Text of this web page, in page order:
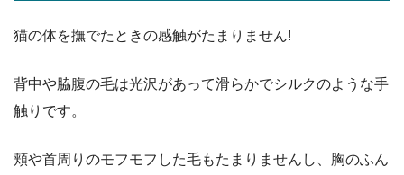
猫の体を撫でたときの感触がたまりません!
背中や脇腹の毛は光沢があって滑らかでシルクのような手
触りです。
頬や首周りのモフモフした毛もたまりませんし、胸のふん